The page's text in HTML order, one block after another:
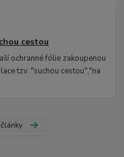
cestou
ochranné fólie zakoupenou
tzv. "suchou cestou","na